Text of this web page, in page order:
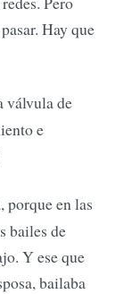
Hay que
válvula de
e
porque en las
bailes de
Y ese que
bailaba